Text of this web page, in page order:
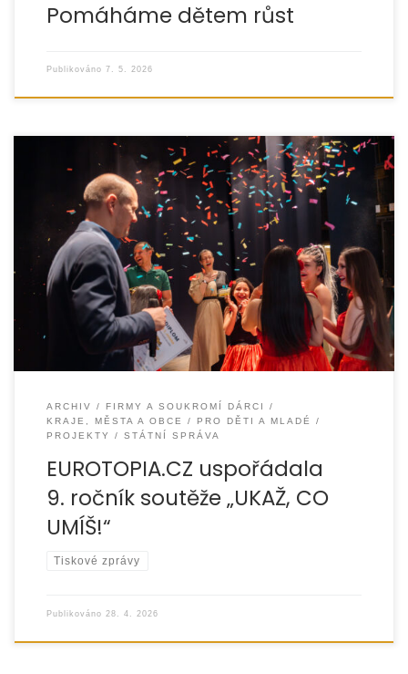
Pomáháme dětem růst
Publikováno 7. 5. 2026
Organizace EUROTOPIA.CZ uspořádala ve čtvrtek
23. dubna 2026 již 9. ročník talentové soutěže „UKAŽ, CO
UMÍŠ!“. Akce se tradičně konala v KD
ARCHIV
FIRMY A SOUKROMÍ DÁRCI
KRAJE, MĚSTA A OBCE
PRO DĚTI A MLADÉ
PROJEKTY
STÁTNÍ SPRÁVA
EUROTOPIA.CZ uspořádala
9. ročník soutěže „UKAŽ, CO
UMÍŠ!“
Tiskové zprávy
Publikováno 28. 4. 2026